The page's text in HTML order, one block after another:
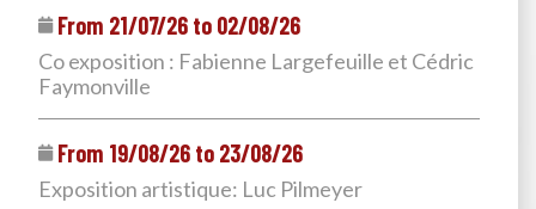
From 21/07/26 to 02/08/26
Co exposition : Fabienne Largefeuille et Cédric
Faymonville
From 19/08/26 to 23/08/26
Exposition artistique: Luc Pilmeyer